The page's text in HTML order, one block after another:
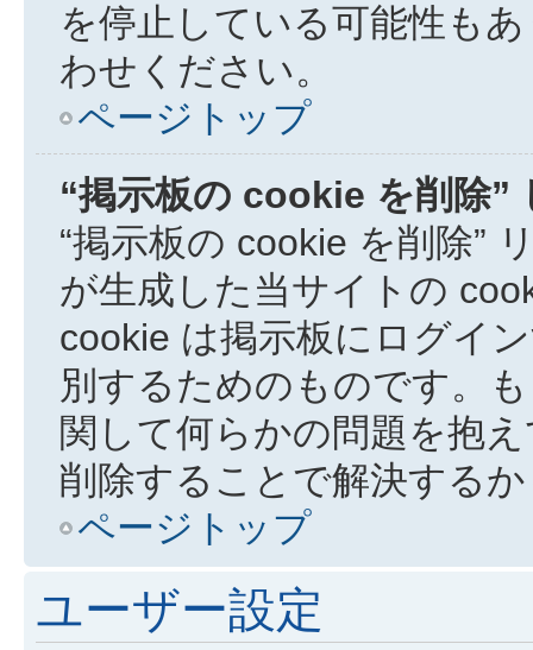
を停止している可能性も
わせください。
ページトップ
“掲示板の cookie を削除”
“掲示板の cookie を削除”
が生成した当サイトの
cookie は掲示板にログイ
別するためのものです。
関して何らかの問題を抱
削除することで解決する
ページトップ
ユーザー設定